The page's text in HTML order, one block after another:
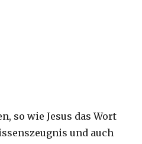
so wie Jesus das Wort
und auch